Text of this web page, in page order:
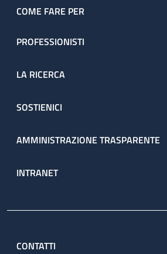
COME FARE PER
PROFESSIONISTI
LA RICERCA
SOSTIENICI
AMMINISTRAZIONE TRASPARENTE
INTRANET
CONTATTI